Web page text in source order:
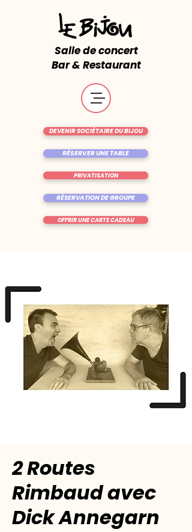
Salle de concert
Bar & Restaurant
RÉSERVER UNE TABLE
OFFRIR UNE CARTE CADEAU
DEVENIR SOCIÉTAIRE DU BIJOU
RÉSERVATION DE GROUPE
PRIVATISATION
2 Routes
Rimbaud avec
Dick Annegarn